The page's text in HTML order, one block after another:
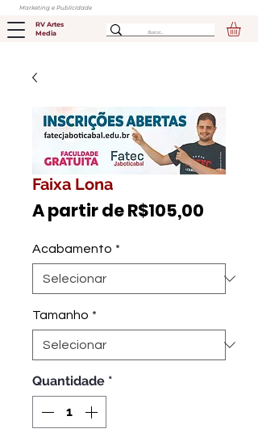
Marketing e Publicidade
RV Artes
Media
Faixa Lona
A partir deR$105,00
Acabamento *
Tamanho *
Quantidade *